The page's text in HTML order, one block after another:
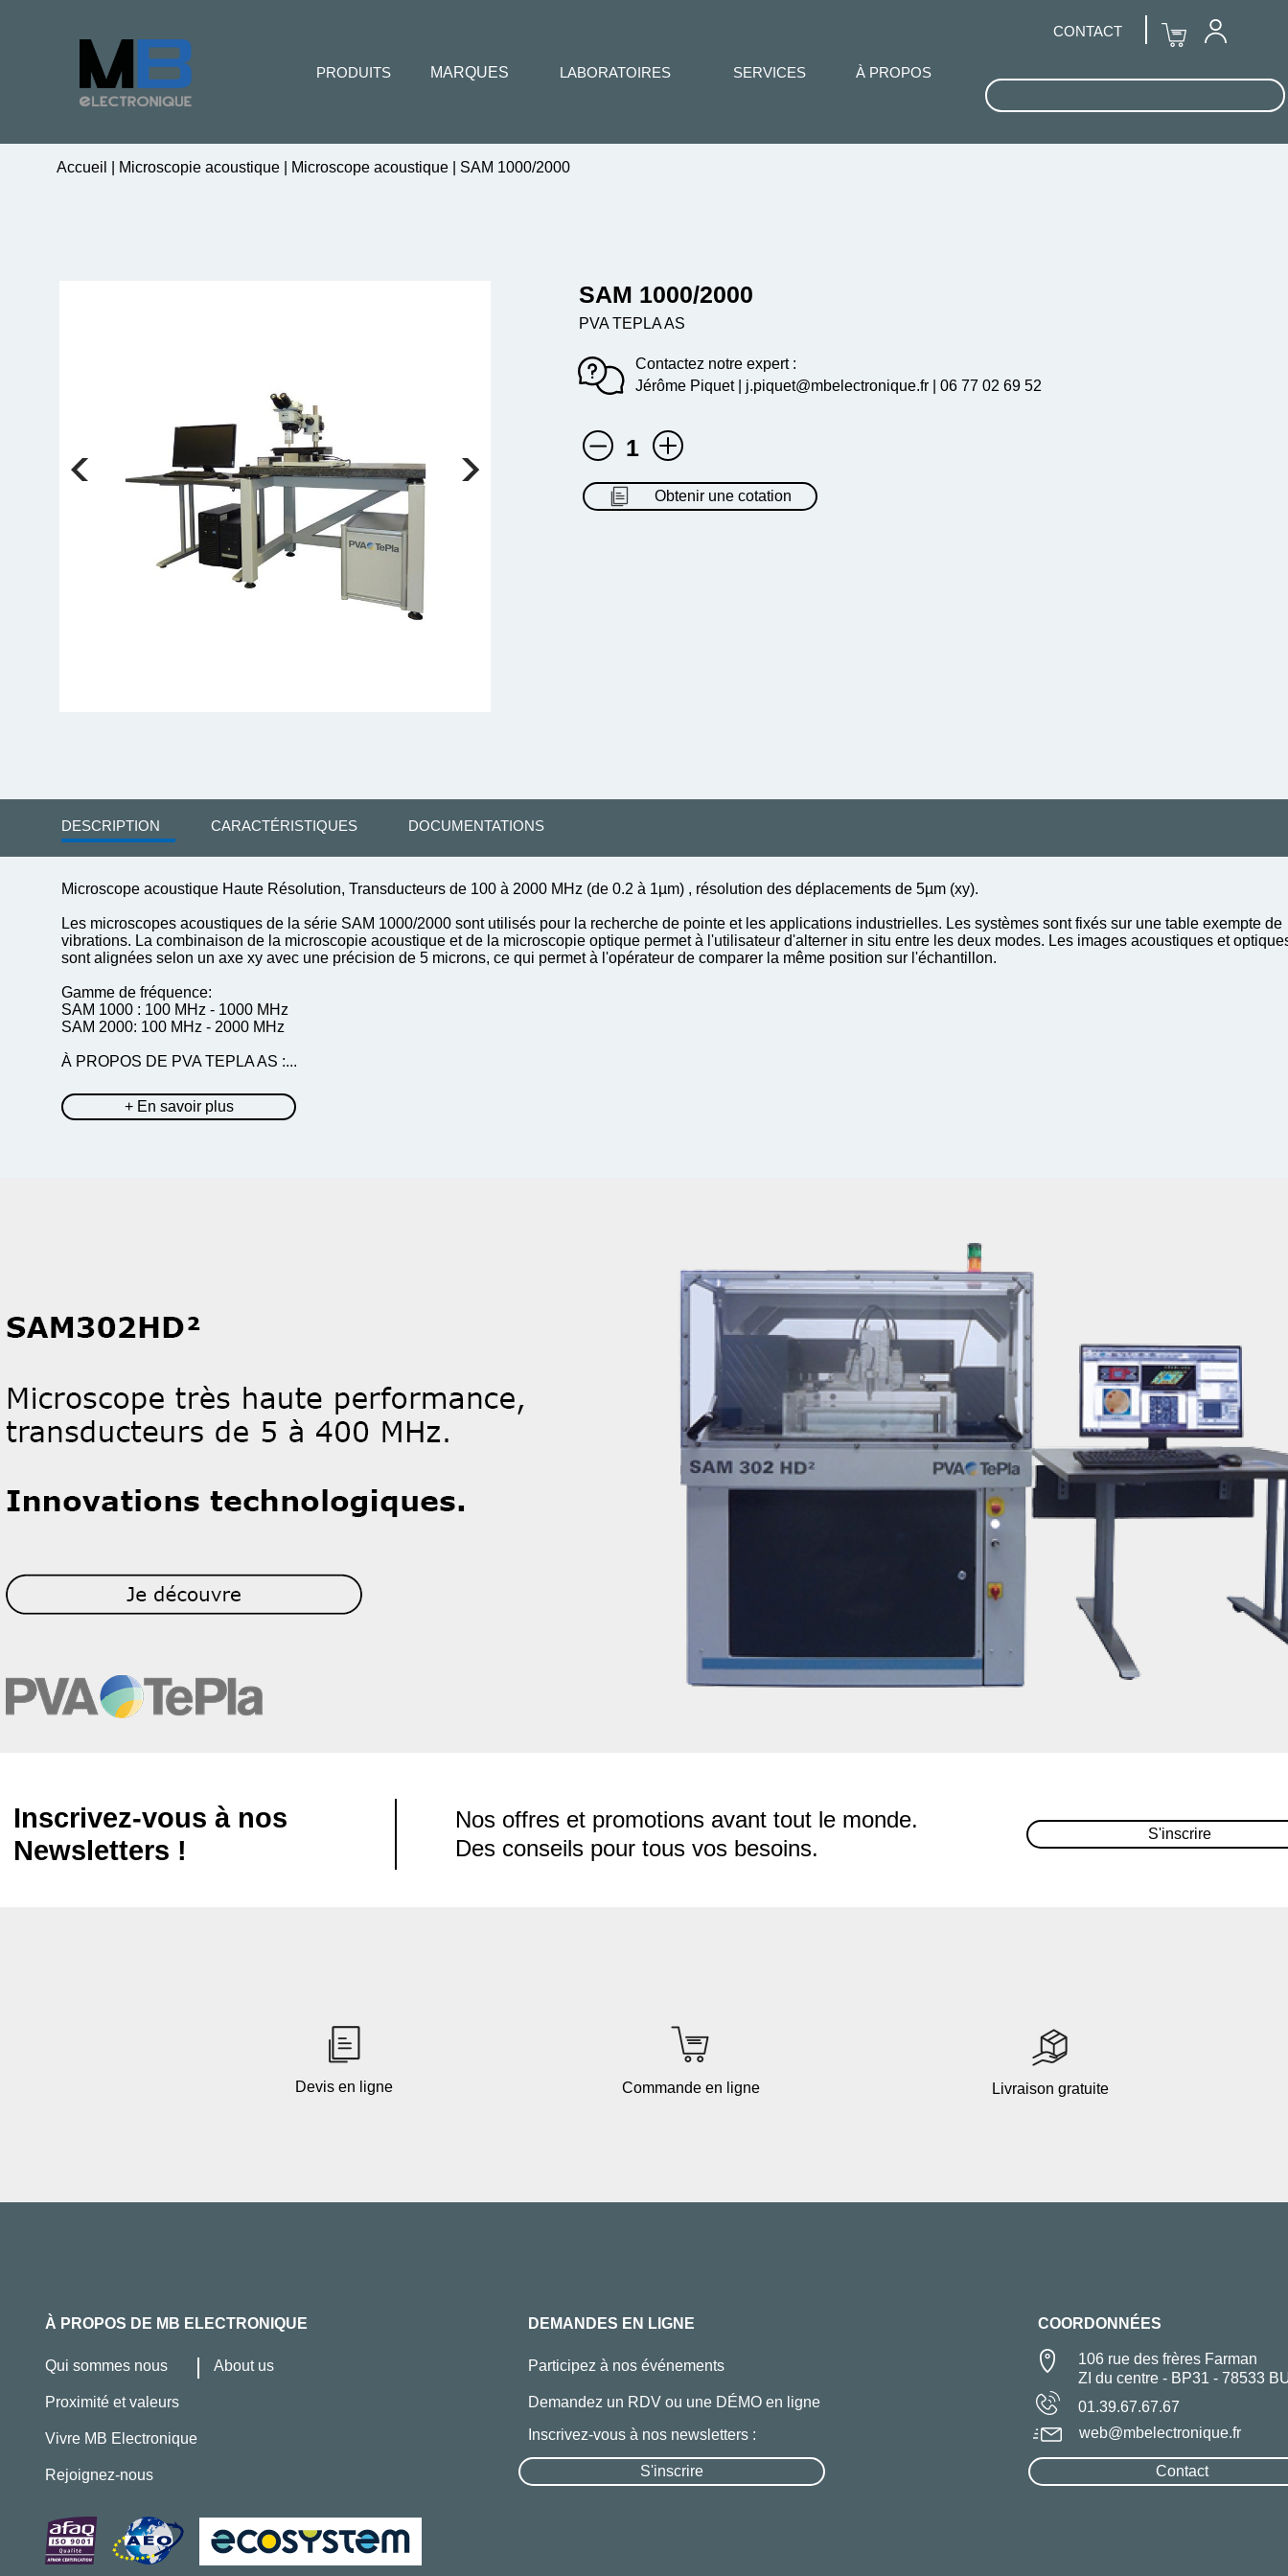
Accueil Microscopie acoustique Microscope acoustique SAM 1000/2000
SAM 1000/2000
PVA TEPLA AS
Contactez notre expert :
Jérôme Piquet | j.piquet@mbelectronique.fr | 06 77 02 69 52
1
Obtenir une cotation
DESCRIPTION CARACTÉRISTIQUES DOCUMENTATIONS
Microscope acoustique Haute Résolution, Transducteurs de 100 à 2000 MHz (de 0.2 à 1µm) , résolution des déplacements de 5µm (xy).
Les microscopes acoustiques de la série SAM 1000/2000 sont utilisés pour la recherche de pointe et les applications industrielles. Les systèmes sont fixés sur une table exempte de
vibrations. La combinaison de la microscopie acoustique et de la microscopie optique permet à l'utilisateur d'alterner in situ entre les deux modes. Les images acoustiques et
sont alignées selon un axe xy avec une précision de 5 microns, ce qui permet à l'opérateur de comparer la même position sur l'échantillon.
Gamme de fréquence:
SAM 1000 : 100 MHz - 1000 MHz
SAM 2000: 100 MHz - 2000 MHz
À PROPOS DE PVA TEPLA AS :...
+ En savoir plus
Inscrivez-vous à nos
Newsletters !
Nos offres et promotions avant tout le monde.
Des conseils pour tous vos besoins.
S'inscrire
Devis en ligne Commande en ligne Livraison gratuite
À PROPOS DE MB ELECTRONIQUE DEMANDES EN LIGNE COORDONNÉES
Qui sommes nous About us Participez à nos événements
106 rue des frères Farman
ZI du centre - BP31 - 78533
Proximité et valeurs
Demandez un RDV ou une DÉMO en ligne
01.39.67.67.67
Vivre MB Electronique
Inscrivez-vous à nos newsletters :
Rejoignez-nous Contact
web@mbelectronique.fr
S'inscrire
CONTACT
PRODUITS MARQUES LABORATOIRES SERVICES À PROPOS